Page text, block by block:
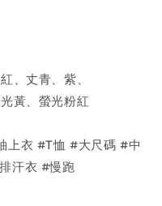
、丈青、紫、
黃、螢光粉紅
上衣 #T恤 #大尺碼 #中
汗衣 #慢跑